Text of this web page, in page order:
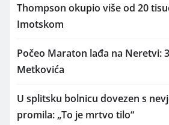
Thompson okupio više od 20
Imotskom
Počeo Maraton lađa na Neretvi:
Metkovića
U splitsku bolnicu dovezen s
promila: „To je mrtvo tilo“